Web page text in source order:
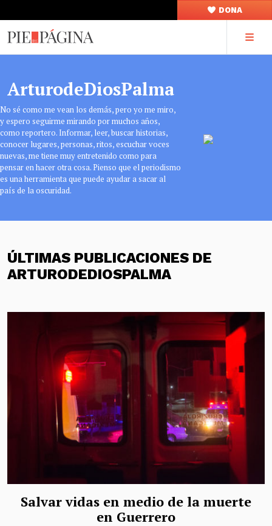
DONA
ArturodeDiosPalma
No sé como me vean los demás, pero yo me miro,
y espero seguirme mirando por muchos años,
como reportero. Informar, leer, buscar historias,
conocer lugares, personas, ritos, escuchar voces
nuevas, me tiene muy entretenido como para
pensar en hacer otra cosa. Pienso que el periodismo
es una herramienta que puede ayudar a sacar al
país de la oscuridad.
ÚLTIMAS PUBLICACIONES DE
ARTURODEDIOSPALMA
Salvar vidas en medio de la muerte
en Guerrero